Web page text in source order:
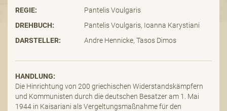
REGIE:
Pantelis Voulgaris
DREHBUCH:
Pantelis Voulgaris, Ioanna Karystiani
DARSTELLER:
Andre Hennicke, Tasos Dimos
HANDLUNG:
Die Hinrichtung von 200 griechischen Widerstandskämpfern
und Kommunisten durch die deutschen Besatzer am 1. Mai
1944 in Kaisariani als Vergeltungsmaßnahme für den